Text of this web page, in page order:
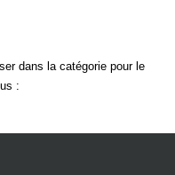
dans la catégorie pour le
: